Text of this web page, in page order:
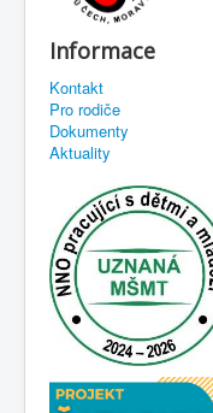
Informace
Kontakt
Pro rodiče
Dokumenty
Aktuality